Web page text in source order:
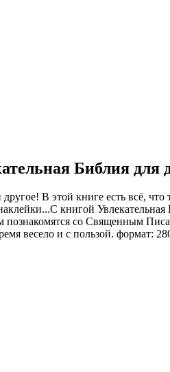
Библия для
В этой книге есть всё,
книгой
познакомятся со Священным
весело и с пользой. формат: